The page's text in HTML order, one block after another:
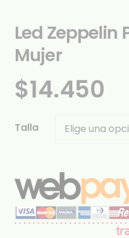
Led Zeppelin
Mujer
$14.450
Talla